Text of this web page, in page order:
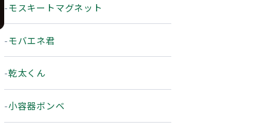
モスキートマグネット
モバエネ君
乾太くん
小容器ボンベ